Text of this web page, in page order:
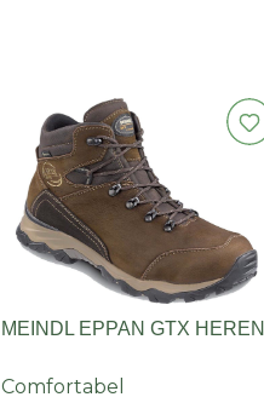
MEINDL EPPAN GTX HEREN
Comfortabel